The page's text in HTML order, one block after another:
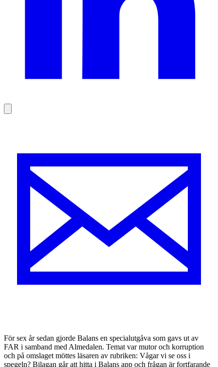
För sex år sedan gjorde Balans en specialutgåva som gavs ut av
FAR i samband med Almedalen. Temat var mutor och korruption
och på omslaget möttes läsaren av rubriken: Vågar vi se oss i
spegeln? Bilagan går att hitta i Balans app och frågan är fortfarande